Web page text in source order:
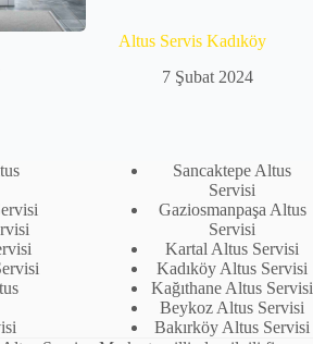
Altus Servis Kadıköy
7 Şubat 2024
Sancaktepe Altus
Servisi
Gaziosmanpaşa Altus
Servisi
Kartal Altus Servisi
Kadıköy Altus Servisi
Kağıthane Altus Servisi
Beykoz Altus Servisi
Bakırköy Altus Servisi